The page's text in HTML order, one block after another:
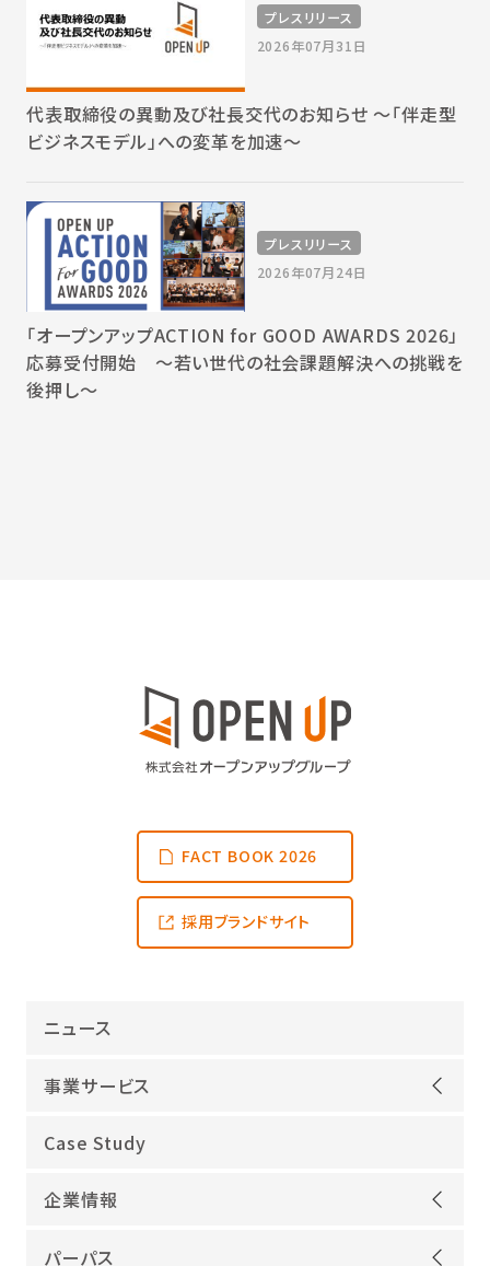
プレスリリース
2026年07月31日
代表取締役の異動及び社長交代のお知らせ 〜「伴走型
ビジネスモデル」への変革を加速〜
プレスリリース
2026年07月24日
「オープンアップACTION for GOOD AWARDS 2026」
応募受付開始 〜若い世代の社会課題解決への挑戦を
後押し〜
FACT BOOK 2026
採用ブランドサイト
ニュース
事業サービス
オープンアップグループが選ばれる理由
ITインフラ
IT開発
Case Study
企業情報
ごあいさつ
パーパス